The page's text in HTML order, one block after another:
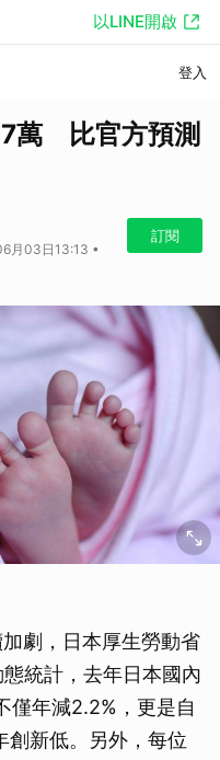
以LINE開啟
登入
萬 比官方預測
月03日13:13 •
訂閱
劇，日本厚生勞動省
統計，去年日本國內
僅年減2.2%，更是自
創新低。另外，每位